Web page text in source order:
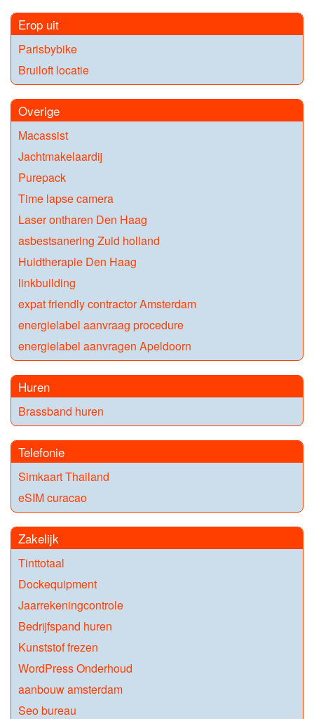
Erop uit
Parisbybike
Bruiloft locatie
Overige
Macassist
Jachtmakelaardij
Purepack
Time lapse camera
Laser ontharen Den Haag
asbestsanering Zuid holland
Huidtherapie Den Haag
linkbuilding
expat friendly contractor Amsterdam
energielabel aanvraag procedure
energielabel aanvragen Apeldoorn
Huren
Brassband huren
Telefonie
Simkaart Thailand
eSIM curacao
Zakelijk
Tinttotaal
Dockequipment
Jaarrekeningcontrole
Bedrijfspand huren
Kunststof frezen
WordPress Onderhoud
aanbouw amsterdam
Seo bureau